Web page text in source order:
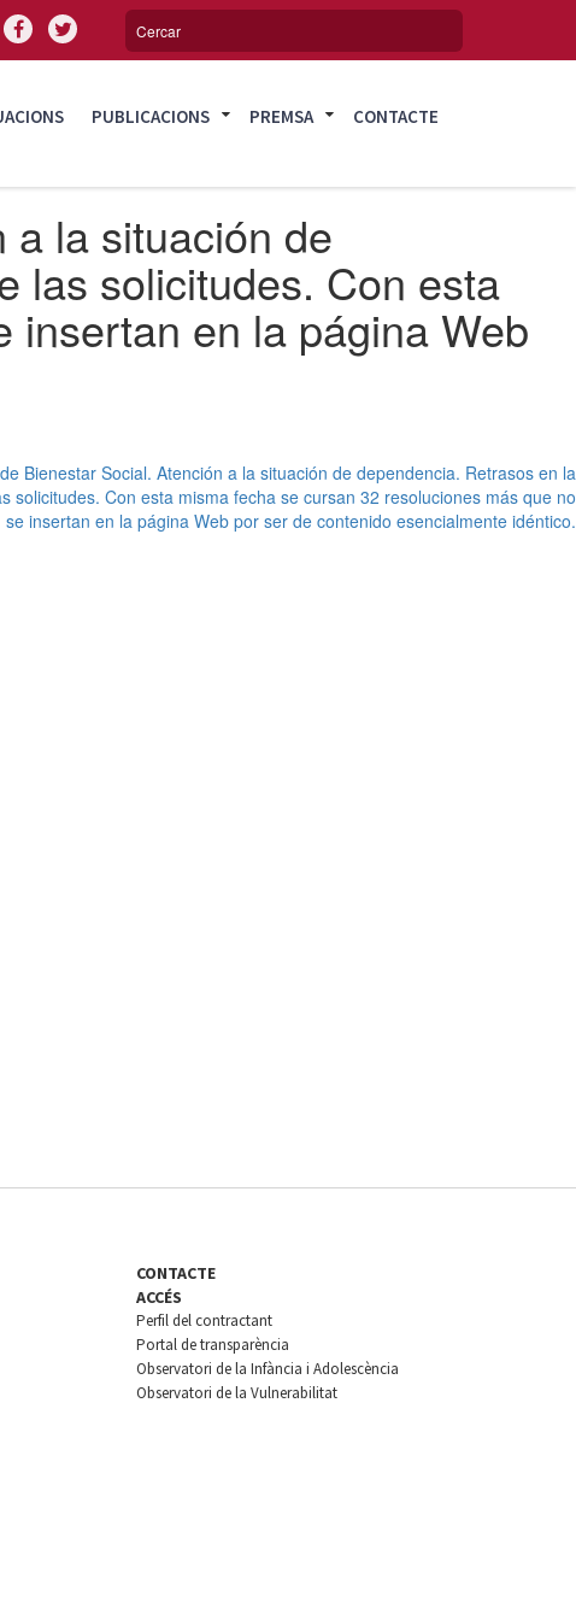
PUBLICACIONS PREMSA CONTACTE
a la situación de
las solicitudes. Con esta
insertan en la página Web
Bienestar Social. Atención a la situación de dependencia. Retrasos en la
solicitudes. Con esta misma fecha se cursan 32 resoluciones más que no
se insertan en la página Web por ser de contenido esencialmente idéntico.
CONTACTE
ACCÉS
Perfil del contractant
Portal de transparència
Observatori de la Infància i Adolescència
Observatori de la Vulnerabilitat